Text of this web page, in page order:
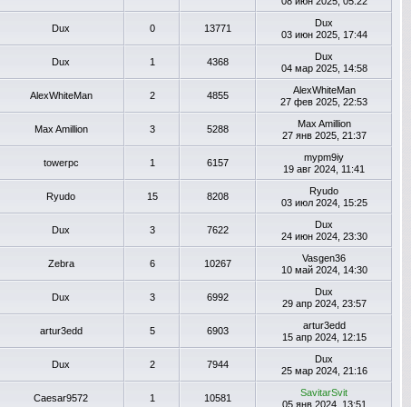
Dux 0 13771
Dux
03 июн 2025, 17:44
Dux 1 4368
Dux
04 мар 2025, 14:58
AlexWhiteMan 2 4855
AlexWhiteMan
27 фев 2025, 22:53
Max Amillion 3 5288
Max Amillion
27 янв 2025, 21:37
towerpc 1 6157
mypm9iy
19 авг 2024, 11:41
Ryudo 15 8208
Ryudo
03 июл 2024, 15:25
Dux 3 7622
Dux
24 июн 2024, 23:30
Zebra 6 10267
Vasgen36
10 май 2024, 14:30
Dux 3 6992
Dux
29 апр 2024, 23:57
artur3edd 5 6903
artur3edd
15 апр 2024, 12:15
Dux 2 7944
Dux
25 мар 2024, 21:16
Caesar9572 1 10581
SavitarSvit
05 янв 2024, 13:51